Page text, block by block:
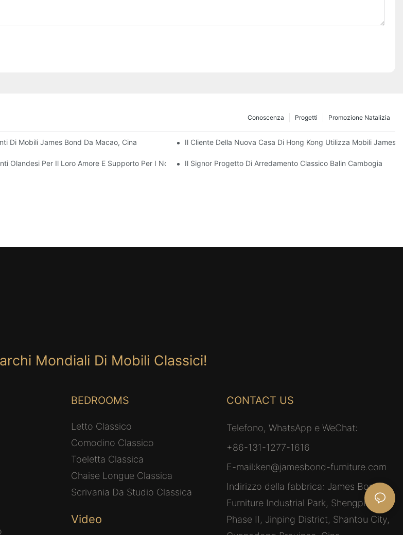
Promozione Natalizia
Progetti
Conoscenza
Di Mobili James Bond Da Macao, Cina Il Cliente Della Nuova Casa Di Hong Kong Utilizza Mobili James
Olandesi Per Il Loro Amore E Supporto Per I Nostri Mobili Classici Di James BondIl Signor Progetto Di Arredamento Classico Balin Cambogia
Mondiali Di Mobili Classici!
BEDROOMS
Letto Classico
Comodino Classico
Toeletta Classica
Chaise Longue Classica
Scrivania Da Studio Classica
Video
CONTACT US
Telefono, WhatsApp e WeChat:
+86-131-1277-1616
E-mail:ken@jamesbond-furniture.com
Indirizzo della fabbrica: James Bond
Furniture Industrial Park, Shengping
Phase II, Jinping District, Shantou City,